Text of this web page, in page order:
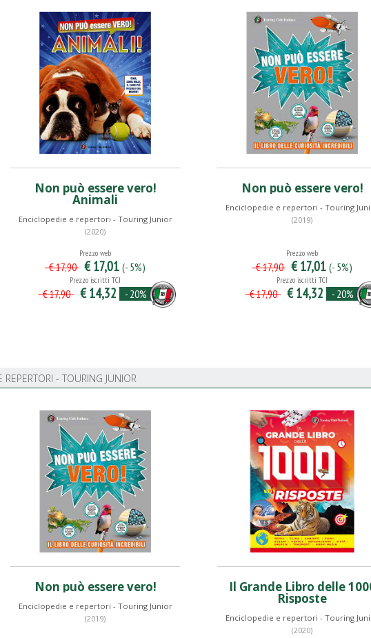
Non può essere vero!
Animali
Enciclopedie e repertori - Touring Junior
(2020)
Prezzo web
€ 17,90 € 17,01 (- 5%)
Prezzo iscritti TCI
€ 17,90 € 14,32 - 20%
Non può essere vero!
Enciclopedie e repertori - Touring
(2019)
Prezzo web
€ 17,90 € 17,01 (- 5%)
Prezzo iscritti TCI
€ 17,90 € 14,32 - 20%
REPERTORI - TOURING JUNIOR
Non può essere vero!
Enciclopedie e repertori - Touring Junior
(2019)
Il Grande Libro delle
Risposte
Enciclopedie e repertori - Touring
(2020)